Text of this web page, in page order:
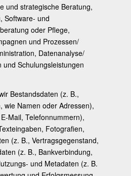
und strategische Beratung,
Software- und
oder Pflege,
und Prozessen/
Datenanalyse/
und Schulungsleistungen
Bestandsdaten (z. B.,
wie Namen oder Adressen),
Mail, Telefonnummern),
Fotografien,
(z. B., Vertragsgegenstand,
(z. B., Bankverbindung,
und Metadaten (z. B.